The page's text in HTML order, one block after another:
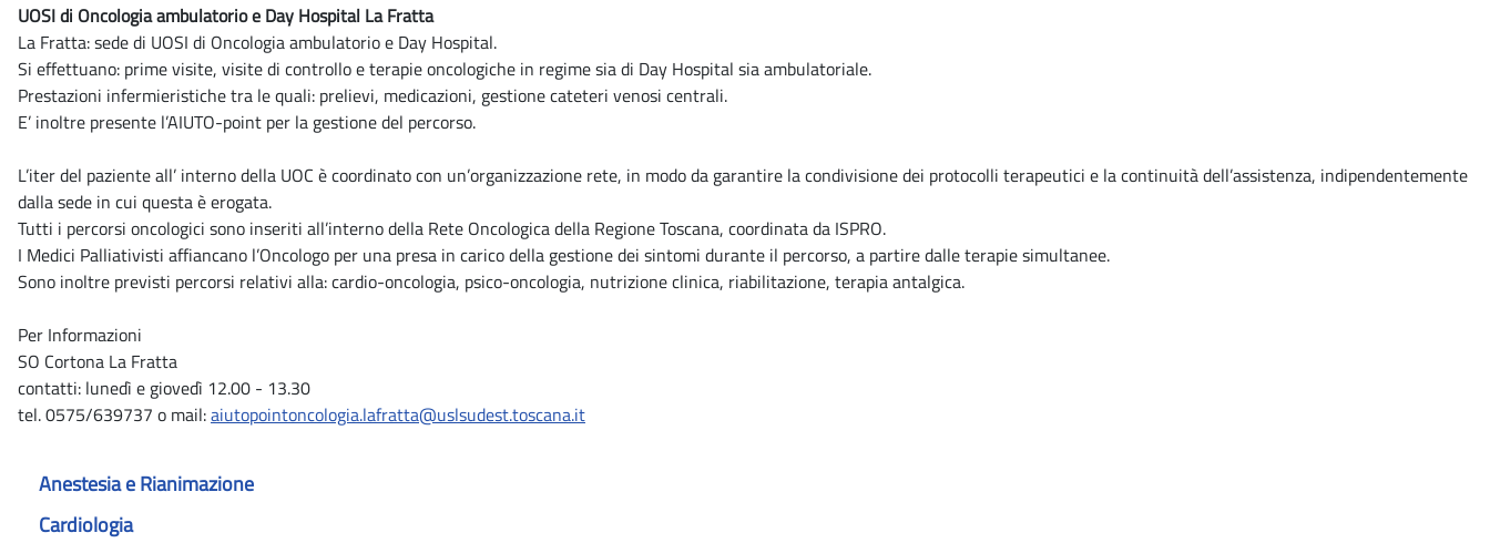
Anestesia e Rianimazione
Cardiologia
UOSI di Oncologia ambulatorio e Day Hospital La Fratta
La Fratta: sede di UOSI di Oncologia ambulatorio e Day Hospital.
Si effettuano: prime visite, visite di controllo e terapie oncologiche in regime sia di Day Hospital sia ambulatoriale.
Prestazioni infermieristiche tra le quali: prelievi, medicazioni, gestione cateteri venosi centrali.
E’ inoltre presente l’AIUTO-point per la gestione del percorso.
L’iter del paziente all’ interno della UOC è coordinato con un’organizzazione rete, in modo da garantire la condivisione dei protocolli terapeutici e la continuità dell’assistenza, indipendentemente
dalla sede in cui questa è erogata.
Tutti i percorsi oncologici sono inseriti all’interno della Rete Oncologica della Regione Toscana, coordinata da ISPRO.
I Medici Palliativisti affiancano l’Oncologo per una presa in carico della gestione dei sintomi durante il percorso, a partire dalle terapie simultanee.
Sono inoltre previsti percorsi relativi alla: cardio-oncologia, psico-oncologia, nutrizione clinica, riabilitazione, terapia antalgica.
Per Informazioni
SO Cortona La Fratta
contatti: lunedì e giovedì 12.00 - 13.30
tel. 0575/639737 o mail:aiutopointoncologia.lafratta@uslsudest.toscana.it